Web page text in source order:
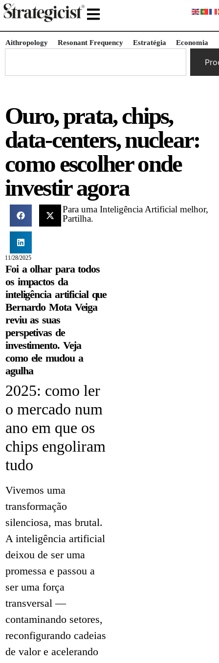
Aithropology Resonant Frequency Estratégia Economia
Ouro, prata, chips,
data-centers, nuclear:
como escolher onde
investir agora
Para uma Inteligência Artificial melhor,
Partilha.
11/28/2025
Foi a olhar para todos
os impactos da
inteligência artificial que
Bernardo Mota Veiga
reviu as suas
perspetivas de
investimento. Veja
como ele mudou a
agulha
2025: como ler
o mercado num
ano em que os
chips engoliram
tudo
Vivemos uma
transformação
silenciosa, mas brutal.
A inteligência artificial
deixou de ser uma
promessa e passou a
ser uma força
transversal —
contaminando setores,
reconfigurando cadeias
de valor e acelerando